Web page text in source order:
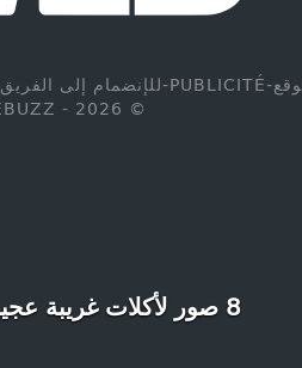
8 صور لأكلات غريبة عجيبة... وأيضا مقززة
-
PUBLICITÉ
-للإنضمام إلى الفريق
© WELOVEBUZZ - 2026